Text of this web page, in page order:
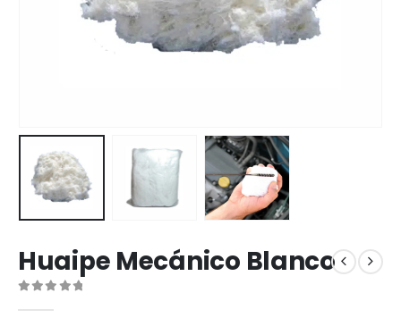
Huaipe Mecánico Blanco